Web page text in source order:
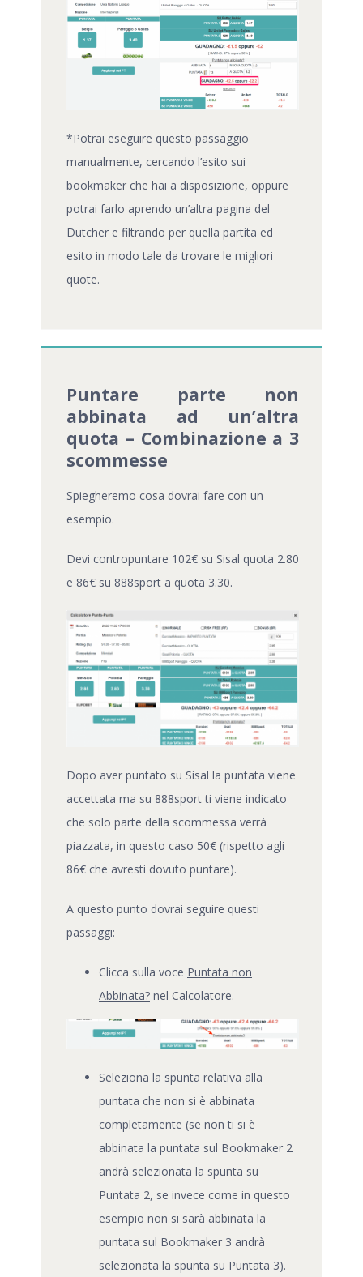
*Potrai eseguire questo passaggio
manualmente, cercando l’esito sui
bookmaker che hai a disposizione, oppure
potrai farlo aprendo un’altra pagina del
Dutcher e filtrando per quella partita ed
esito in modo tale da trovare le migliori
quote.
Puntare parte non
abbinata ad un’altra
quota – Combinazione a 3
scommesse
Spiegheremo cosa dovrai fare con un
esempio.
Devi contropuntare 102€ su Sisal quota 2.80
e 86€ su 888sport a quota 3.30.
Dopo aver puntato su Sisal la puntata viene
accettata ma su 888sport ti viene indicato
che solo parte della scommessa verrà
piazzata, in questo caso 50€ (rispetto agli
86€ che avresti dovuto puntare).
A questo punto dovrai seguire questi
passaggi:
Clicca sulla voce Puntata non
Abbinata? nel Calcolatore.
Seleziona la spunta relativa alla
puntata che non si è abbinata
completamente (se non ti si è
abbinata la puntata sul Bookmaker 2
andrà selezionata la spunta su
Puntata 2, se invece come in questo
esempio non si sarà abbinata la
puntata sul Bookmaker 3 andrà
selezionata la spunta su Puntata 3).